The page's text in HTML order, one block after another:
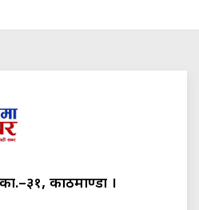
काठमाण्डौं ।